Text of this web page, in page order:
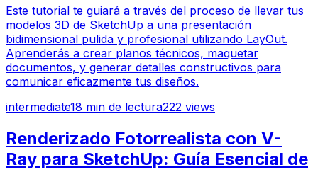
Este tutorial te guiará a través del proceso de llevar tus
modelos 3D de SketchUp a una presentación
bidimensional pulida y profesional utilizando LayOut.
Aprenderás a crear planos técnicos, maquetar
documentos, y generar detalles constructivos para
comunicar eficazmente tus diseños.
intermediate18 min de lectura222 views
Renderizado Fotorrealista con V-
Ray para SketchUp: Guía Esencial de